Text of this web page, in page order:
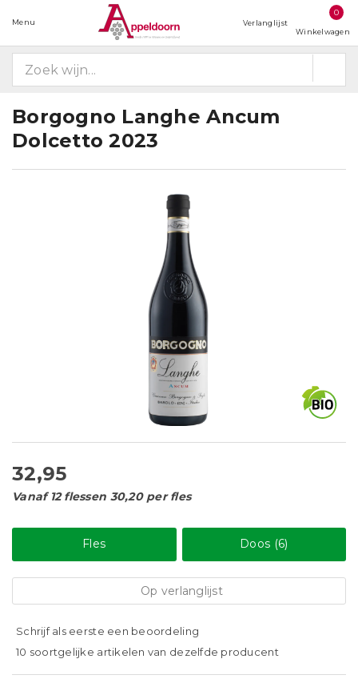
Menu Verlanglijst
0
Winkelwagen
Borgogno Langhe Ancum
Dolcetto 2023
32,95
Vanaf 12 flessen 30,20 per fles
Fles Doos (6)
Op verlanglijst
Schrijf als eerste een beoordeling
10 soortgelijke artikelen van dezelfde producent